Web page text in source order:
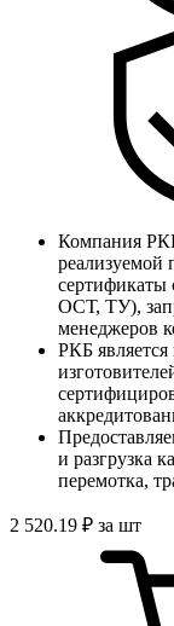
Компания
реализуемой
сертификаты
ОСТ, ТУ),
менеджеров
РКБ
и разгрузка
перемотка,
2 520.19 ₽ за шт